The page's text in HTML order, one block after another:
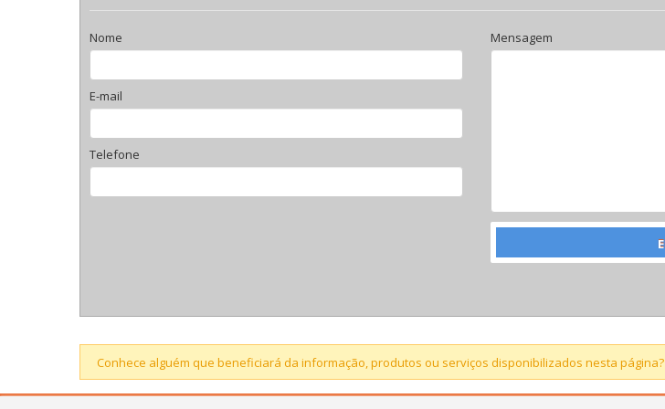
Nome
E-mail
Telefone
Mensagem
Conhece alguém que beneficiará da informação, produtos ou serviços disponibilizados nesta página?